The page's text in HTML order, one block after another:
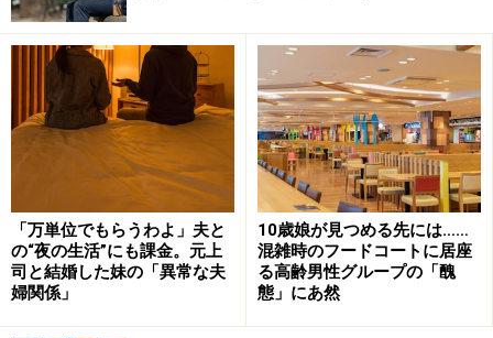
「万単位でもらうわよ」夫と
の“夜の生活”にも課金。元上
司と結婚した妹の「異常な夫
婦関係」
10歳娘が見つめる先には……
混雑時のフードコートに居座
る高齢男性グループの「醜
態」にあ然